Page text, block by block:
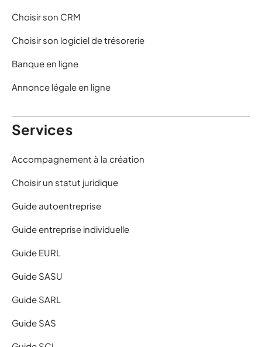
Choisir son CRM
Choisir son logiciel de trésorerie
Banque en ligne
Annonce légale en ligne
Services
Accompagnement à la création
Choisir un statut juridique
Guide autoentreprise
Guide entreprise individuelle
Guide EURL
Guide SASU
Guide SARL
Guide SAS